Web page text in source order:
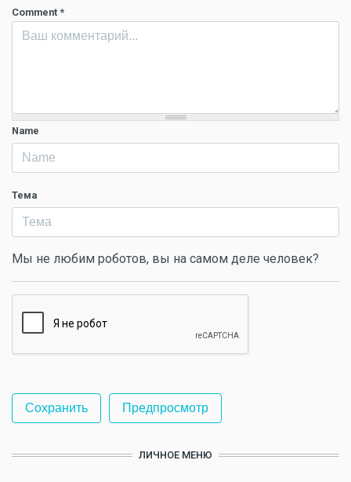
Comment *
Name
Тема
Мы не любим роботов, вы на самом деле человек?
ЛИЧНОЕ МЕНЮ